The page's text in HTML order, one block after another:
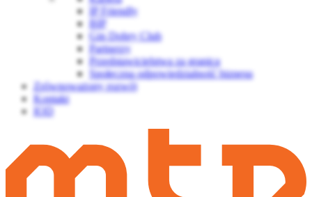
IP Friendly
BIP
Gin Dobry Club
Partnerzy
Przedstawicielstwa za granicą
Społeczna odpowiedzialność biznesu
Zrównoważony rozwój
Kontakt
IOD